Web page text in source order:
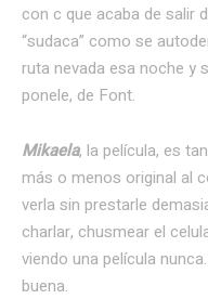
con c que acaba de salir
“sudaca” como se
ruta nevada esa noche y
ponele, de Font.
Mikaela, la película, es
más o menos original al
verla sin prestarle
charlar, chusmear el
viendo una película
buena.